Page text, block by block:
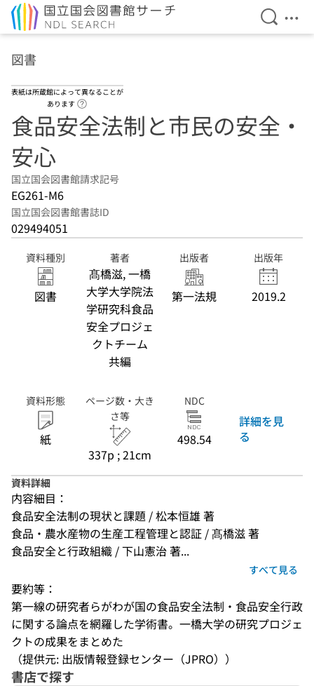
検索を
メ
図書
表紙は所蔵館によって異なることが
あります
食品安全法制と市民の安全・
安心
国立国会図書館請求記号
EG261-M6
国立国会図書館書誌ID
029494051
資料種別
図書
著者
髙橋滋, 一橋
大学大学院法
学研究科食品
安全プロジェ
クトチーム
共編
出版者
第一法規
出版年
2019.2
資料形態
紙
ページ数・大き
さ等
337p ; 21cm
NDC
498.54
詳細を見
る
資料詳細
内容細目：
食品安全法制の現状と課題 / 松本恒雄 著
食品・農水産物の生産工程管理と認証 / 髙橋滋 著
食品安全と行政組織 / 下山憲治 著...
すべて見る
要約等：
第一線の研究者らがわが国の食品安全法制・食品安全行政
に関する論点を網羅した学術書。一橋大学の研究プロジェ
クトの成果をまとめた
（提供元: 出版情報登録センター（JPRO））
書店で探す